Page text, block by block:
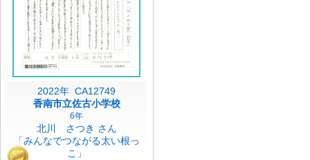
2022年 CA12749
香南市立佐古小学校
6年
北川 さつき さん
「みんなでつながる太い根っ
こ」